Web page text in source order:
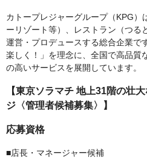
カトープレジャーグループ（KPG）
ーリゾート等）、レストラン（つる
運営・プロデュースする総合企業で
楽しく！」を理念に、全国で高品質
の高いサービスを展開しています。
【東京ソラマチ 地上31階の壮
ジ〈管理者候補募集〉】
応募資格
■店長・マネージャー候補